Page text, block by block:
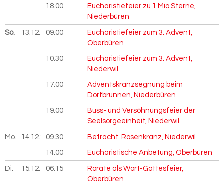
18.00
Eucharistiefeier zu 1 Mio Sterne,
Niederbüren
So. 13.12. 2026
09.00
Eucharistiefeier zum 3. Advent,
Oberbüren
10.30
Eucharistiefeier zum 3. Advent,
Niederwil
17.00
Adventskranzsegnung beim
Dorfbrunnen, Niederbüren
19.00
Buss- und Versöhnungsfeier der
Seelsorgeeinheit, Niederwil
Mo. 14.12. 2026
09.30 Betracht. Rosenkranz, Niederwil
14.00 Eucharistische Anbetung, Oberbüren
Di. 15.12. 2026
06.15
Rorate als Wort-Gottesfeier,
Oberbüren